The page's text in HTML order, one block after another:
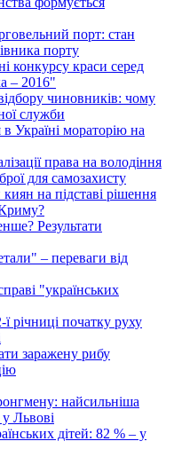
порт: стан
порту
конкурсу краси серед
– 2016"
чиновників: чому
служби
в Україні мораторію на
права на володіння
для самозахисту
на підставі рішення
Результати
– переваги від
"українських
річниці початку руху
заражену рибу
найсильніша
Львові
дітей: 82 % – у